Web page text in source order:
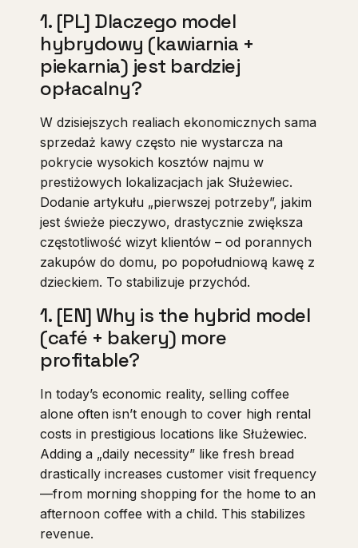
1. [PL] Dlaczego model
hybrydowy (kawiarnia +
piekarnia) jest bardziej
opłacalny?
W dzisiejszych realiach ekonomicznych sama
sprzedaż kawy często nie wystarcza na
pokrycie wysokich kosztów najmu w
prestiżowych lokalizacjach jak Służewiec.
Dodanie artykułu „pierwszej potrzeby”, jakim
jest świeże pieczywo, drastycznie zwiększa
częstotliwość wizyt klientów – od porannych
zakupów do domu, po popołudniową kawę z
dzieckiem. To stabilizuje przychód.
1. [EN] Why is the hybrid model
(café + bakery) more
profitable?
In today’s economic reality, selling coffee
alone often isn’t enough to cover high rental
costs in prestigious locations like Służewiec.
Adding a „daily necessity” like fresh bread
drastically increases customer visit frequency
—from morning shopping for the home to an
afternoon coffee with a child. This stabilizes
revenue.